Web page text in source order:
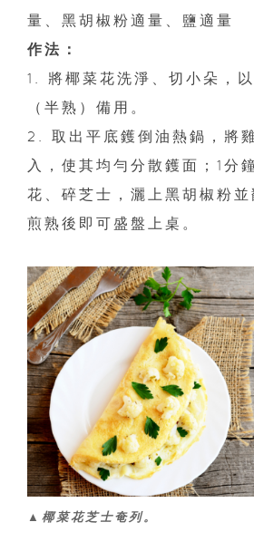
量、黑胡椒粉適量、鹽適量
作法：
1. 將椰菜花洗淨、切小朵，
（半熟）備用。
2. 取出平底鑊倒油熱鍋，將
入，使其均勻分散鑊面；1分
花、碎芝士，灑上黑胡椒粉
煎熟後即可盛盤上桌。
▲椰菜花芝士奄列。